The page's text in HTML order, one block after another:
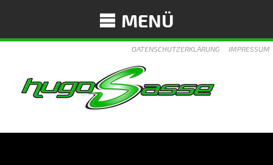
MENÜ
DATENSCHUTZERKLÄRUNG IMPRESSUM